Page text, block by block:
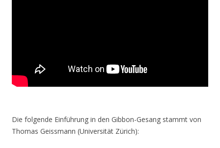
Die folgende Einführung in den Gibbon-Gesang stammt von
Thomas Geissmann (Universität Zürich):